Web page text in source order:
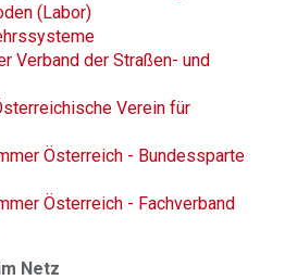
(Labor)
Verband der Straßen- und
Verein für
Österreich - Bundessparte
Österreich - Fachverband
Netz